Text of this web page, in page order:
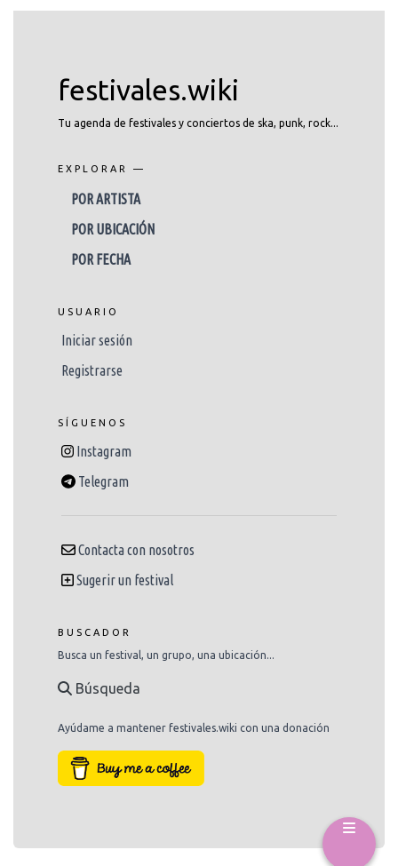
festivales.wiki
Tu agenda de festivales y conciertos de ska, punk, rock...
EXPLORAR —
POR ARTISTA
POR UBICACIÓN
POR FECHA
USUARIO
Iniciar sesión
Registrarse
SÍGUENOS
Instagram
Telegram
Contacta con nosotros
Sugerir un festival
BUSCADOR
Busca un festival, un grupo, una ubicación...
Búsqueda
Ayúdame a mantener festivales.wiki con una donación